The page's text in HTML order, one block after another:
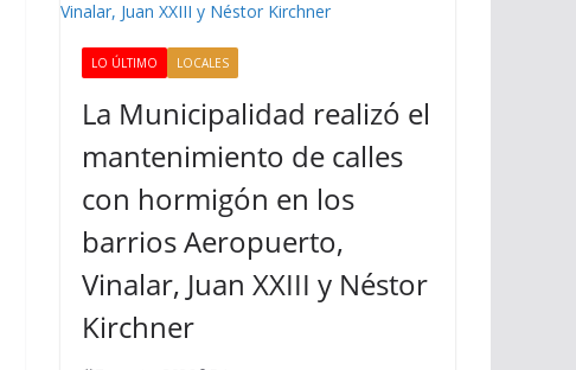
LO ÚLTIMO LOCALES
La Municipalidad realizó el
mantenimiento de calles
con hormigón en los
barrios Aeropuerto,
Vinalar, Juan XXIII y Néstor
Kirchner